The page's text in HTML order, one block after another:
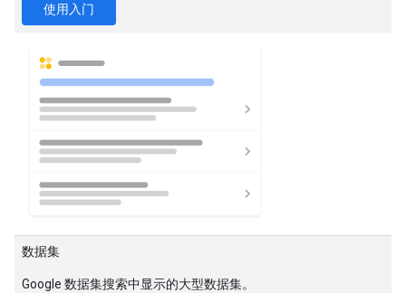
使用入门
数据集
Google 数据集搜索中显示的大型数据集。